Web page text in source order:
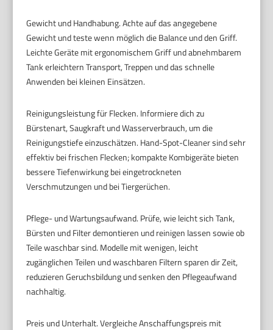
Gewicht und Handhabung. Achte auf das angegebene
Gewicht und teste wenn möglich die Balance und den Griff.
Leichte Geräte mit ergonomischem Griff und abnehmbarem
Tank erleichtern Transport, Treppen und das schnelle
Anwenden bei kleinen Einsätzen.
Reinigungsleistung für Flecken. Informiere dich zu
Bürstenart, Saugkraft und Wasserverbrauch, um die
Reinigungstiefe einzuschätzen. Hand-Spot-Cleaner sind sehr
effektiv bei frischen Flecken; kompakte Kombigeräte bieten
bessere Tiefenwirkung bei eingetrockneten
Verschmutzungen und bei Tiergerüchen.
Pflege- und Wartungsaufwand. Prüfe, wie leicht sich Tank,
Bürsten und Filter demontieren und reinigen lassen sowie ob
Teile waschbar sind. Modelle mit wenigen, leicht
zugänglichen Teilen und waschbaren Filtern sparen dir Zeit,
reduzieren Geruchsbildung und senken den Pflegeaufwand
nachhaltig.
Preis und Unterhalt. Vergleiche Anschaffungspreis mit